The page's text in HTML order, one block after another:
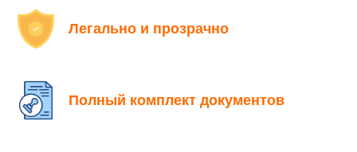
Легально и прозрачно
Полный комплект документов